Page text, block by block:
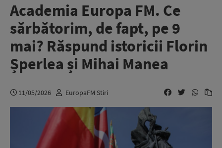
Academia Europa FM. Ce
sărbătorim, de fapt, pe 9
mai? Răspund istoricii Florin
Șperlea și Mihai Manea
11/05/2026 EuropaFM Stiri